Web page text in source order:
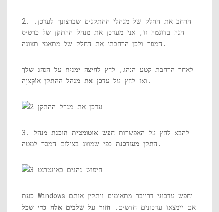
2. הרחב את החלק של מנהלי ההתקנים שברצונך לעדכן.
הנה בדוגמה זו, אני מעדכן את מנהל ההתקן של כרטיס
המסך ולכן הרחבתי את החלק של מתאמי תצוגה.
לאחר הרחבת קטע הנהג, לחץ לחיצה ימנית על הנהג שלך
ואז לחץ על עדכן את מנהל ההתקן אוֹפְּצִיָה.
3. להבא לחץ על האפשרות חפש אוטומטית תוכנת מנהל
התקן מעודכנת כפי שמוצג בצילום המסך למטה.
כעת Windows יחפש עדכוני דרייבר מתאימים ויתקין אותם
אם יימצאו עדכונים חדשים. חזור על שלבים אלה כדי שכל